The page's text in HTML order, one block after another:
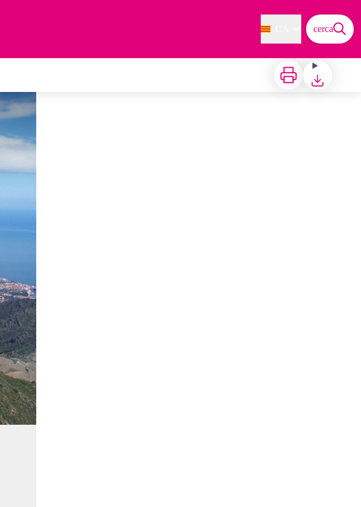
cerca
Imprimir Baixar